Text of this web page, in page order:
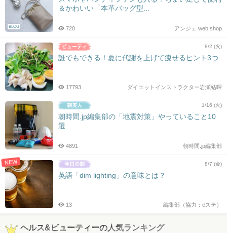
BLOG
＆かわいい「本革バッグ型...
アンジェ web shop
720
8/2 (火)
誰でもできる！夏に代謝を上げて痩せるヒント3つ
ダイエットインストラクター岩瀬結暉
17793
1/16 (火)
朝時間.jp編集部の「地震対策」やっていること10
選
朝時間.jp編集部
4891
NEW 8/7 (金)
英語「dim lighting」の意味とは？
編集部（協力：eステ）
13
ヘルス&ビューティーの人気ランキング